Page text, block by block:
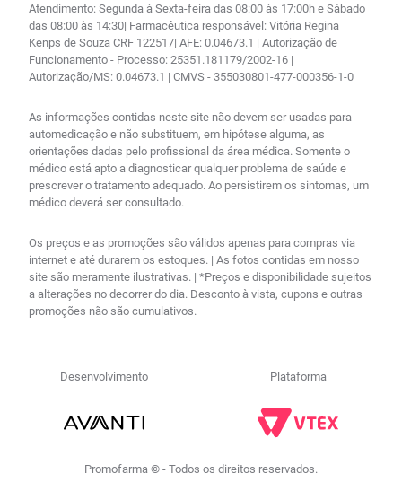
Atendimento: Segunda à Sexta-feira das 08:00 às 17:00h e Sábado
das 08:00 às 14:30| Farmacêutica responsável: Vitória Regina
Kenps de Souza CRF 122517| AFE: 0.04673.1 | Autorização de
Funcionamento - Processo: 25351.181179/2002-16 |
Autorização/MS: 0.04673.1 | CMVS - 355030801-477-000356-1-0
As informações contidas neste site não devem ser usadas para
automedicação e não substituem, em hipótese alguma, as
orientações dadas pelo profissional da área médica. Somente o
médico está apto a diagnosticar qualquer problema de saúde e
prescrever o tratamento adequado. Ao persistirem os sintomas, um
médico deverá ser consultado.
Os preços e as promoções são válidos apenas para compras via
internet e até durarem os estoques. | As fotos contidas em nosso
site são meramente ilustrativas. | *Preços e disponibilidade sujeitos
a alterações no decorrer do dia. Desconto à vista, cupons e outras
promoções não são cumulativos.
Desenvolvimento Plataforma
Promofarma © - Todos os direitos reservados.